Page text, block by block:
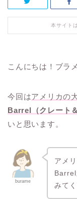
本サイト
こんにちは！ブラ
今回はアメリカの
Barrel（クレート
いと思います。
burame
アメ
Barrel
みて